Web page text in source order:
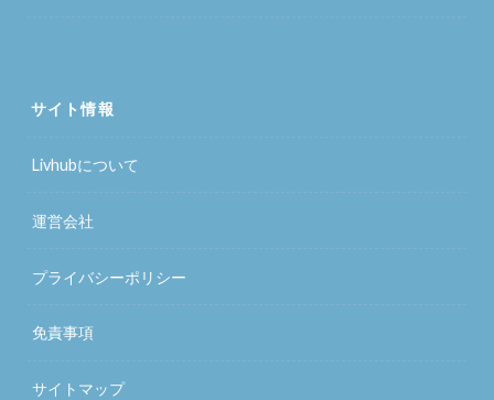
サイト情報
Livhubについて
運営会社
プライバシーポリシー
免責事項
サイトマップ